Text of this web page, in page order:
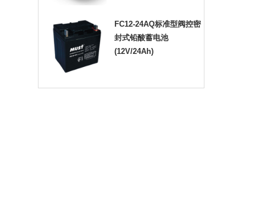
FC12-24AQ标准型阀控密
封式铅酸蓄电池
(12V/24Ah)